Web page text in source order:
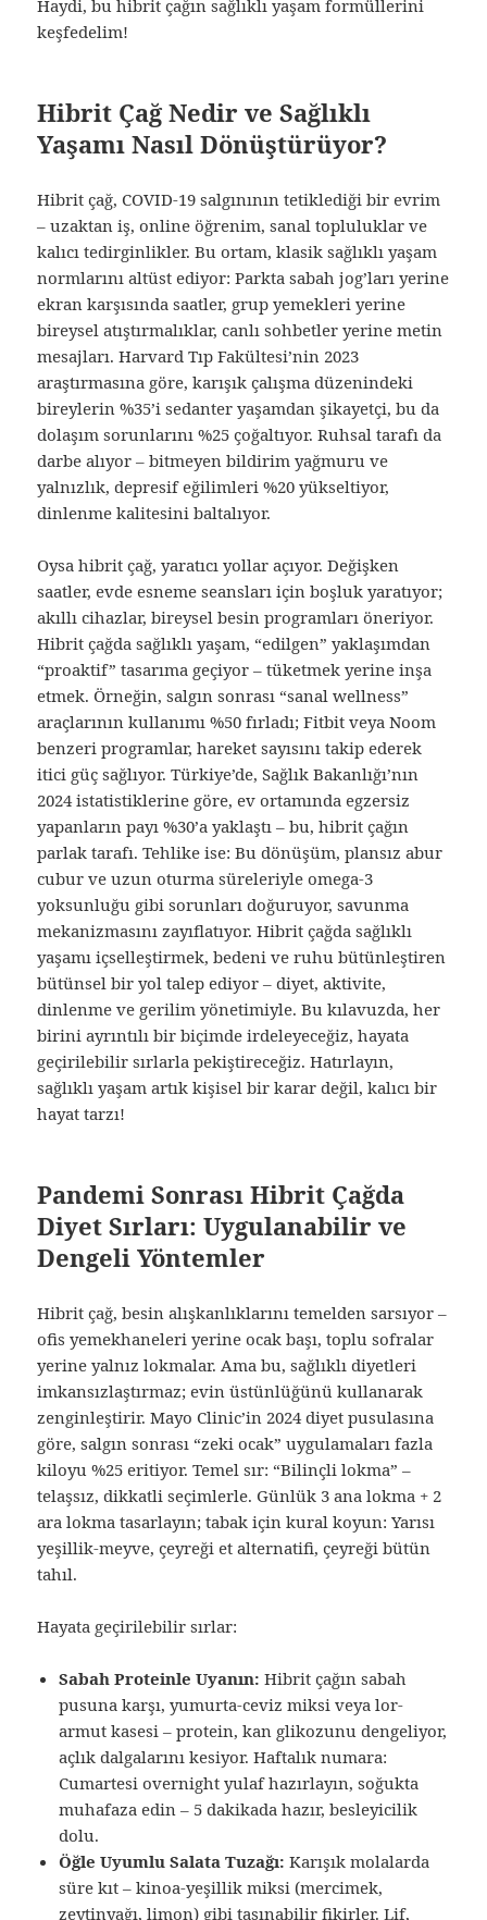
Haydi, bu hibrit çağın sağlıklı yaşam formüllerini
keşfedelim!
Hibrit Çağ Nedir ve Sağlıklı
Yaşamı Nasıl Dönüştürüyor?
Hibrit çağ, COVID-19 salgınının tetiklediği bir evrim
– uzaktan iş, online öğrenim, sanal topluluklar ve
kalıcı tedirginlikler. Bu ortam, klasik sağlıklı yaşam
normlarını altüst ediyor: Parkta sabah jog’ları yerine
ekran karşısında saatler, grup yemekleri yerine
bireysel atıştırmalıklar, canlı sohbetler yerine metin
mesajları. Harvard Tıp Fakültesi’nin 2023
araştırmasına göre, karışık çalışma düzenindeki
bireylerin %35’i sedanter yaşamdan şikayetçi, bu da
dolaşım sorunlarını %25 çoğaltıyor. Ruhsal tarafı da
darbe alıyor – bitmeyen bildirim yağmuru ve
yalnızlık, depresif eğilimleri %20 yükseltiyor,
dinlenme kalitesini baltalıyor.
Oysa hibrit çağ, yaratıcı yollar açıyor. Değişken
saatler, evde esneme seansları için boşluk yaratıyor;
akıllı cihazlar, bireysel besin programları öneriyor.
Hibrit çağda sağlıklı yaşam, “edilgen” yaklaşımdan
“proaktif” tasarıma geçiyor – tüketmek yerine inşa
etmek. Örneğin, salgın sonrası “sanal wellness”
araçlarının kullanımı %50 fırladı; Fitbit veya Noom
benzeri programlar, hareket sayısını takip ederek
itici güç sağlıyor. Türkiye’de, Sağlık Bakanlığı’nın
2024 istatistiklerine göre, ev ortamında egzersiz
yapanların payı %30’a yaklaştı – bu, hibrit çağın
parlak tarafı. Tehlike ise: Bu dönüşüm, plansız abur
cubur ve uzun oturma süreleriyle omega-3
yoksunluğu gibi sorunları doğuruyor, savunma
mekanizmasını zayıflatıyor. Hibrit çağda sağlıklı
yaşamı içselleştirmek, bedeni ve ruhu bütünleştiren
bütünsel bir yol talep ediyor – diyet, aktivite,
dinlenme ve gerilim yönetimiyle. Bu kılavuzda, her
birini ayrıntılı bir biçimde irdeleyeceğiz, hayata
geçirilebilir sırlarla pekiştireceğiz. Hatırlayın,
sağlıklı yaşam artık kişisel bir karar değil, kalıcı bir
hayat tarzı!
Pandemi Sonrası Hibrit Çağda
Diyet Sırları: Uygulanabilir ve
Dengeli Yöntemler
Hibrit çağ, besin alışkanlıklarını temelden sarsıyor –
ofis yemekhaneleri yerine ocak başı, toplu sofralar
yerine yalnız lokmalar. Ama bu, sağlıklı diyetleri
imkansızlaştırmaz; evin üstünlüğünü kullanarak
zenginleştirir. Mayo Clinic’in 2024 diyet pusulasına
göre, salgın sonrası “zeki ocak” uygulamaları fazla
kiloyu %25 eritiyor. Temel sır: “Bilinçli lokma” –
telaşsız, dikkatli seçimlerle. Günlük 3 ana lokma + 2
ara lokma tasarlayın; tabak için kural koyun: Yarısı
yeşillik-meyve, çeyreği et alternatifi, çeyreği bütün
tahıl.
Hayata geçirilebilir sırlar:
Sabah Proteinle Uyanın: Hibrit çağın sabah
pusuna karşı, yumurta-ceviz miksi veya lor-
armut kasesi – protein, kan glikozunu dengeliyor,
açlık dalgalarını kesiyor. Haftalık numara:
Cumartesi overnight yulaf hazırlayın, soğukta
muhafaza edin – 5 dakikada hazır, besleyicilik
dolu.
Öğle Uyumlu Salata Tuzağı: Karışık molalarda
süre kıt – kinoa-yeşillik miksi (mercimek,
zeytinyağı, limon) gibi taşınabilir fikirler. Lif,